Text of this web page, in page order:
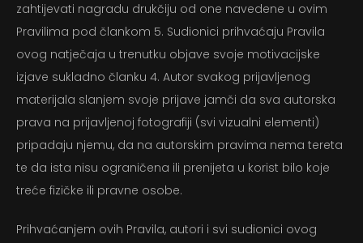
zahtijevati nagradu drukčiju od one navedene u ovim
Pravilima pod člankom 5. Sudionici prihvaćaju Pravila
ovog natječaja u trenutku objave svoje motivacijske
izjave sukladno članku 4. Autor svakog prijavljenog
materijala slanjem svoje prijave jamči da sva autorska
prava na prijavljenoj fotografiji (svi vizualni elementi)
pripadaju njemu, da na autorskim pravima nema tereta
te da ista nisu ograničena ili prenijeta u korist bilo koje
treće fizičke ili pravne osobe.
Prihvaćanjem ovih Pravila, autori i svi sudionici ovog